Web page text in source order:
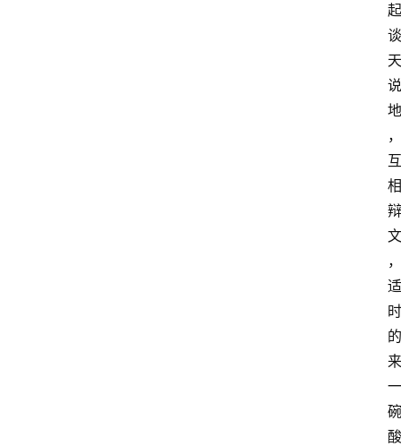
起
谈
天
说
地
，
互
相
辩
文
，
适
时
的
来
一
碗
酸